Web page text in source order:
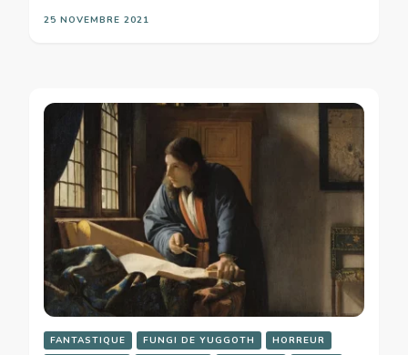
25 NOVEMBRE 2021
FANTASTIQUE FUNGI DE YUGGOTH
HORREUR